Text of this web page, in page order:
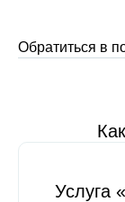
Обратиться в
Услуга